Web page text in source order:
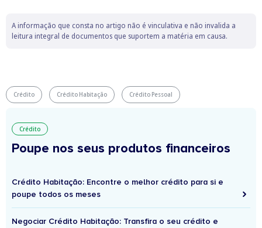
A informação que consta no artigo não é vinculativa e não invalida a
leitura integral de documentos que suportem a matéria em causa.
Crédito Crédito Habitação Crédito Pessoal
Crédito
Poupe nos seus produtos financeiros
Crédito Habitação: Encontre o melhor crédito para si e
poupe todos os meses
Negociar Crédito Habitação: Transfira o seu crédito e